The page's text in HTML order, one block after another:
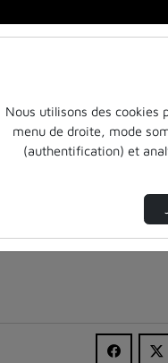
Nous utilisons des cookies
menu de droite, mode
(authentification) et